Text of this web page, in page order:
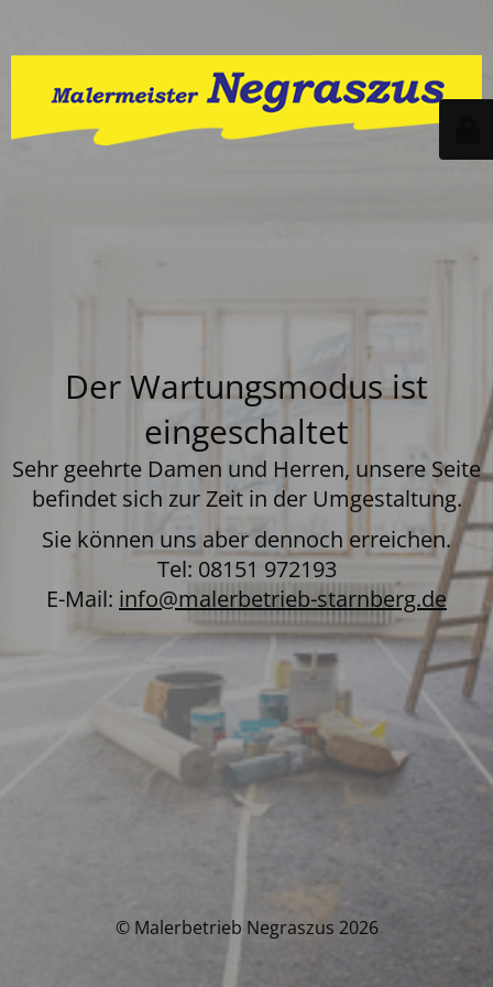
Der Wartungsmodus ist
eingeschaltet
Sehr geehrte Damen und Herren, unsere Seite
befindet sich zur Zeit in der Umgestaltung.
Sie können uns aber dennoch erreichen.
Tel: 08151 972193
E-Mail: info@malerbetrieb-starnberg.de
© Malerbetrieb Negraszus 2026